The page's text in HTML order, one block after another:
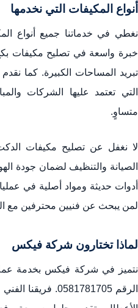
أنواع المكيفات التي نخدمها
نغطي في خدماتنا جميع أنواع
خبرة واسعة في تصليح مكيفات بكج
تبريد المساحات الكبيرة. كما
التي تعتمد عليها الشركات
متساوٍ.
لا نغفل عن تصليح مكيفات
الصيانة والتنظيف لضمان جودة
أدوات حديثة ومواد أصلية في
لمن يبحث عن فنيين محترفين مع
لماذا تختارون شركة فيكس
نتميز في شركة فيكس بخدمة
الرقم0581781705. فريقنا